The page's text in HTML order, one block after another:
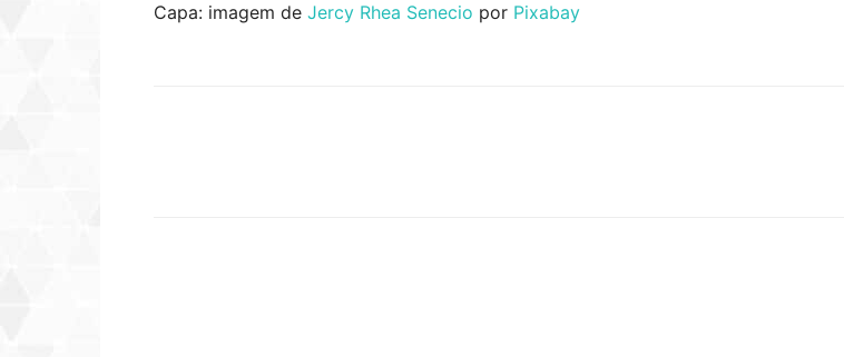
Capa: imagem de Jercy Rhea Senecio por Pixabay